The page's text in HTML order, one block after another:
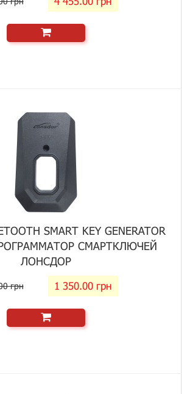
SMART KEY GENERATOR
СМАРТКЛЮЧЕЙ
ЛОНСДОР
грн 1 350.00 грн